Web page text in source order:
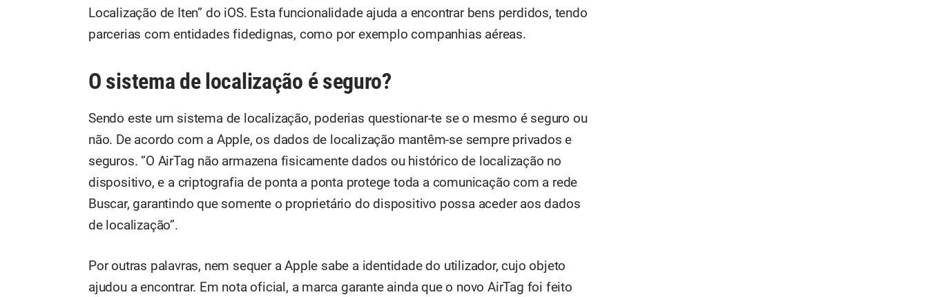
Localização de Iten” do iOS. Esta funcionalidade ajuda a encontrar bens perdidos, tendo
parcerias com entidades fidedignas, como por exemplo companhias aéreas.
O sistema de localização é seguro?
Sendo este um sistema de localização, poderias questionar-te se o mesmo é seguro ou
não. De acordo com a Apple, os dados de localização mantêm-se sempre privados e
seguros. ”O AirTag não armazena fisicamente dados ou histórico de localização no
dispositivo, e a criptografia de ponta a ponta protege toda a comunicação com a rede
Buscar, garantindo que somente o proprietário do dispositivo possa aceder aos dados
de localização”.
Por outras palavras, nem sequer a Apple sabe a identidade do utilizador, cujo objeto
ajudou a encontrar. Em nota oficial, a marca garante ainda que o novo AirTag foi feito